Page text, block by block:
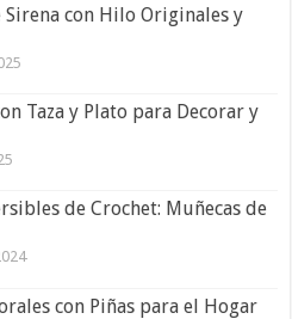
Sirena con Hilo Originales y
Taza y Plato para Decorar y
de Crochet: Muñecas de
con Piñas para el Hogar